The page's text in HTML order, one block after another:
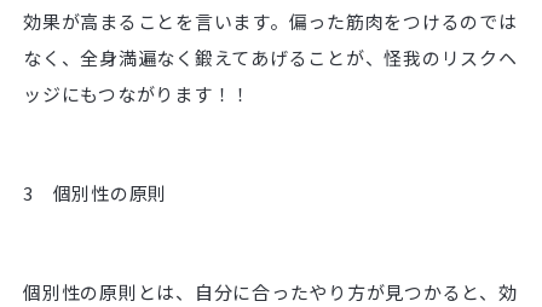
効果が高まることを言います。偏った筋肉をつけるのでは
なく、全身満遍なく鍛えてあげることが、怪我のリスクヘ
ッジにもつながります！！
3 個別性の原則
個別性の原則とは、自分に合ったやり方が見つかると、効